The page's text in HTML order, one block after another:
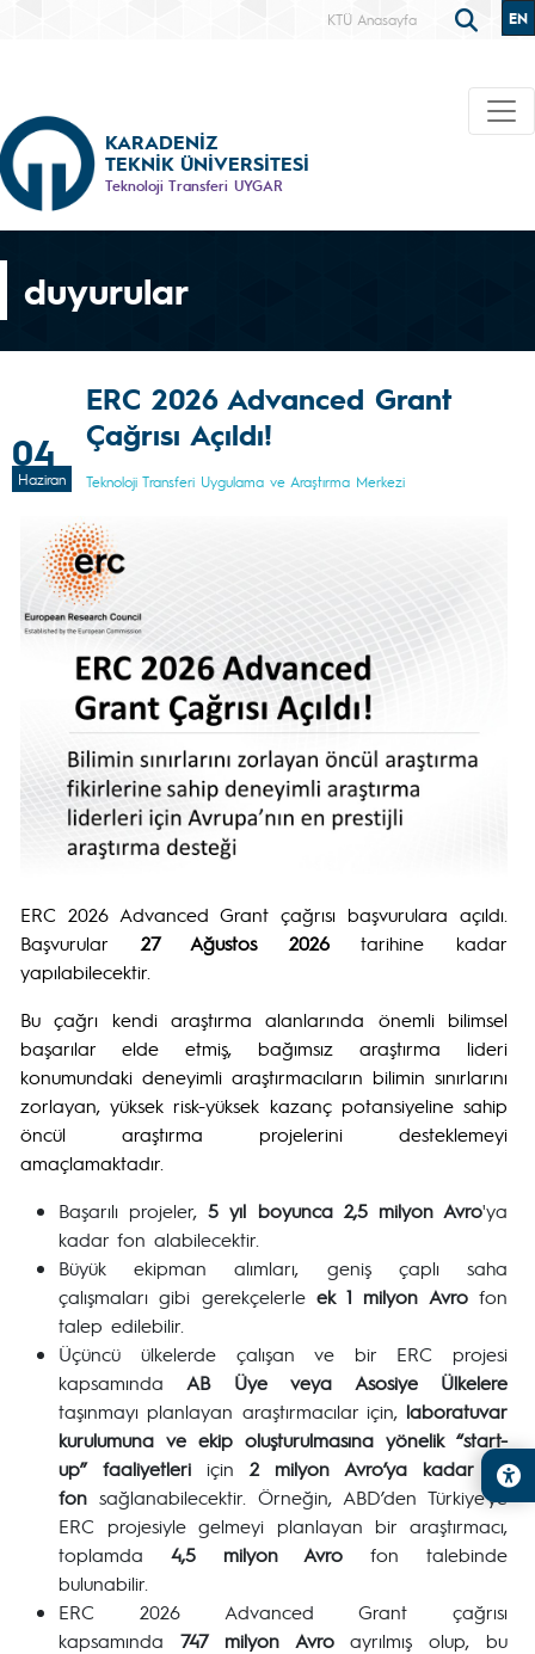
KTÜ Anasayfa EN
KARADENİZ
TEKNİK ÜNİVERSİTESİ
Teknoloji Transferi UYGAR
duyurular
04
Haziran
ERC 2026 Advanced Grant
Çağrısı Açıldı!
Teknoloji Transferi Uygulama ve Araştırma Merkezi
ERC 2026 Advanced Grant çağrısı başvurulara açıldı.
Başvurular 27 Ağustos 2026tarihine kadar
yapılabilecektir.
Bu çağrı kendi araştırma alanlarında önemli bilimsel
başarılar elde etmiş, bağımsız araştırma lideri
konumundaki deneyimli araştırmacıların bilimin sınırlarını
zorlayan, yüksek risk-yüksek kazanç potansiyeline sahip
öncül araştırma projelerini desteklemeyi
amaçlamaktadır.
Başarılı projeler,5 yıl boyunca 2,5 milyon Avro'ya
kadar fon alabilecektir.
Büyük ekipman alımları, geniş çaplı saha
çalışmaları gibi gerekçelerle ek 1 milyon Avrofon
talep edilebilir.
Üçüncü ülkelerde çalışan ve bir ERC projesi
kapsamında AB Üye veya Asosiye Ülkelere
taşınmayı planlayan araştırmacılar için, laboratuvar
kurulumuna ve ekip oluşturulmasına yönelik “start-
up” faaliyetleri için 2 milyon Avro’ya kadar ek
fon sağlanabilecektir. Örneğin, ABD’den Türkiye’ye
ERC projesiyle gelmeyi planlayan bir araştırmacı,
toplamda 4,5 milyon Avro fon talebinde
bulunabilir.
ERC 2026 Advanced Grant çağrısı
kapsamında 747 milyon Avroayrılmış olup, bu